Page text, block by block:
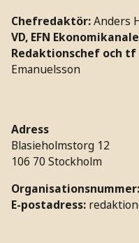
Chefredaktör:Anders
VD, EFN
Redaktionschef och
Emanuelsson
Adress
Blasieholmstorg 12
106 70 Stockholm
Organisationsnummer:
E-postadress: